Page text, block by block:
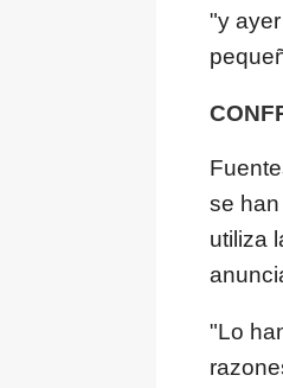
"y
se
utiliza
"Lo